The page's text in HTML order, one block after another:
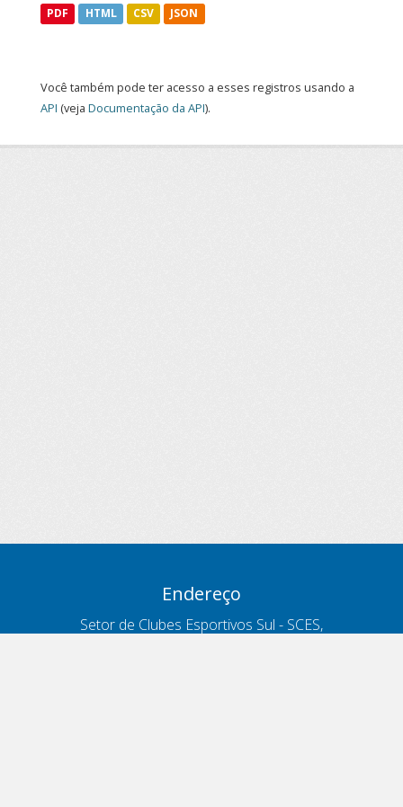
PDF HTML CSV JSON
Você também pode ter acesso a esses registros usando a
API (veja Documentação da API).
Endereço
Setor de Clubes Esportivos Sul - SCES,